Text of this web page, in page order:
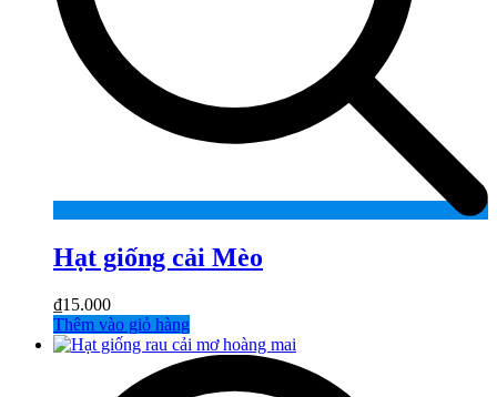
Hạt giống cải Mèo
₫15.000
Thêm vào giỏ hàng